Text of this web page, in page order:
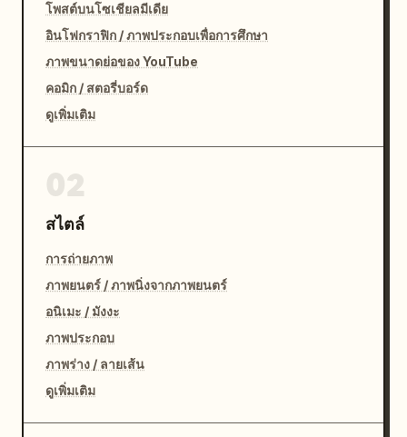
โพสต์บนโซเชียลมีเดีย
อินโฟกราฟิก / ภาพประกอบเพื่อการศึกษา
ภาพขนาดย่อของ YouTube
คอมิก / สตอรี่บอร์ด
ดูเพิ่มเติม
สไตล์
การถ่ายภาพ
ภาพยนตร์ / ภาพนิ่งจากภาพยนตร์
อนิเมะ / มังงะ
ภาพประกอบ
ภาพร่าง / ลายเส้น
ดูเพิ่มเติม